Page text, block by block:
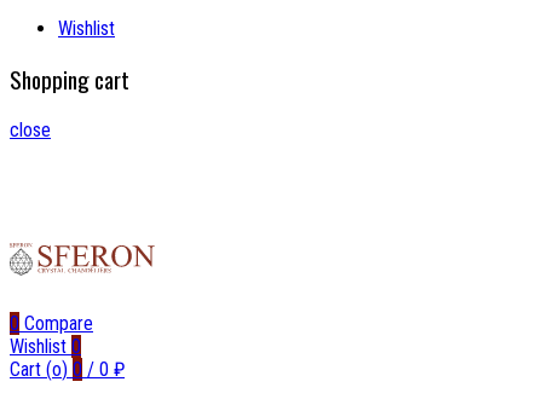
Wishlist
Shopping cart
close
0 Compare
Wishlist 0
Cart (o) 0 / 0 ₽